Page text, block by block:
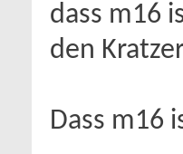
dass m16
den
Dass m16